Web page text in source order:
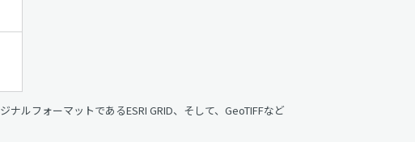
ルフォーマットであるESRI GRID、そして、GeoTIFFなど